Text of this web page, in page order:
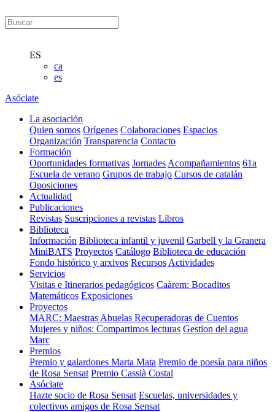
ES
ca
es
Asóciate
La asociación
Quien somos Orígenes Colaboraciones Espacios
Organización Transparencia Contacto
Formación
Oportunidades formativas Jornades Acompañamientos 61a
Escuela de verano Grupos de trabajo Cursos de catalán
Oposiciones
Actualidad
Publicaciones
Revistas Suscripciones a revistas Libros
Biblioteca
Información Biblioteca infantil y juvenil Garbell y la Granera
MiniBATS Proyectos Catálogo Biblioteca de educación
Fondo histórico y arxivos Recursos Actividades
Servicios
Visitas e Itinerarios pedagógicos Caàrem: Bocaditos
Matemáticos Exposiciones
Proyectos
MARC: Maestras Abuelas Recuperadoras de Cuentos
Mujeres y niños: Compartimos lecturas Gestion del agua
Marc
Premios
Premio y galardones Marta Mata Premio de poesía para niños
de Rosa Sensat Premio Cassià Costal
Asóciate
Hazte socio de Rosa Sensat Escuelas, universidades y
colectivos amigos de Rosa Sensat